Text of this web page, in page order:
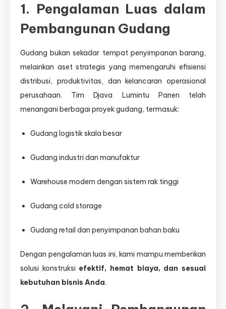
1. Pengalaman Luas dalam
Pembangunan Gudang
Gudang bukan sekadar tempat penyimpanan barang,
melainkan aset strategis yang memengaruhi efisiensi
distribusi, produktivitas, dan kelancaran operasional
perusahaan. Tim Djava Lumintu Panen telah
menangani berbagai proyek gudang, termasuk:
Gudang logistik skala besar
Gudang industri dan manufaktur
Warehouse modern dengan sistem rak tinggi
Gudang cold storage
Gudang retail dan penyimpanan bahan baku
Dengan pengalaman luas ini, kami mampu memberikan
solusi konstruksi efektif, hemat biaya, dan sesuai
kebutuhan bisnis Anda.